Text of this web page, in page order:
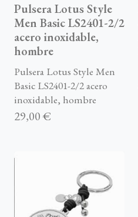
Pulsera Lotus Style
Men Basic LS2401-2/2
acero inoxidable,
hombre
Pulsera Lotus Style Men
Basic LS2401-2/2 acero
inoxidable, hombre
29,00 €